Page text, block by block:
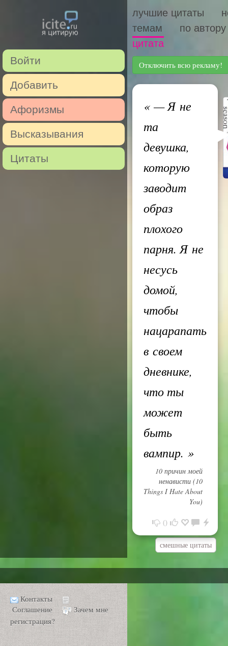
Войти
Добавить
Афоризмы
Высказывания
Цитаты
лучшие цитаты
темам
по автору
цитата
Отключить всю рекламу!
«— Я не
та
девушка,
которую
заводит
образ
плохого
парня. Я не
несусь
домой,
чтобы
нацарапать
в своем
дневнике,
что ты
может
быть
вампир. »
10 причин моей
ненависти (10
Things I Hate About
You)
0
смешные цитаты
Контакты
Соглашение
Зачем мне
регистрация?